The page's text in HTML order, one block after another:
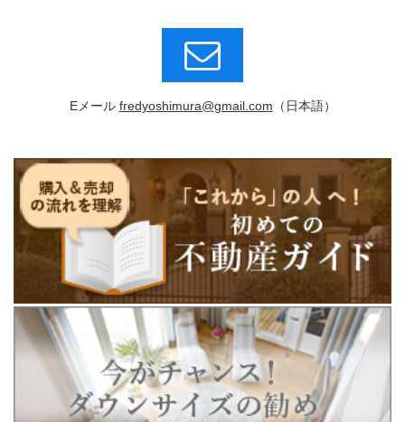
Eメール fredyoshimura@gmail.com （日本語）